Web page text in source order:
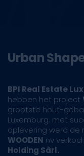
Urban
BPI Real Estate
hebben het project
grootste hout-
Luxemburg, met
oplevering werd
WOODEN nv
Holding Sàrl.